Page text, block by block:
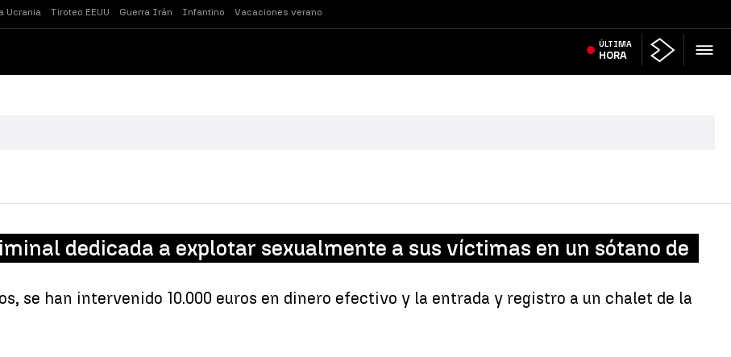
Ucrania Tiroteo EEUU Guerra Irán Infantino Vacaciones verano
ÚLTIMA
HORA
dedicada a explotar sexualmente a sus víctimas en un sótano de
se han intervenido 10.000 euros en dinero efectivo y la entrada y registro a un chalet de la